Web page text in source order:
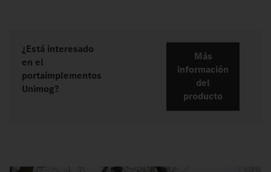
¿Está interesado
en el
portaimplementos
Unimog?
Más
información
del
producto